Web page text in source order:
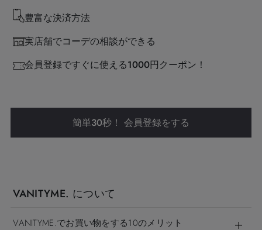
豊富な決済方法
実店舗でコーデの相談ができる
会員登録ですぐに使える1000円クーポン！
簡単30秒！ 会員登録をする
VANITYME. について
VANITYME.でお買い物をする10のメリット